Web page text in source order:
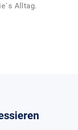
Alltag.